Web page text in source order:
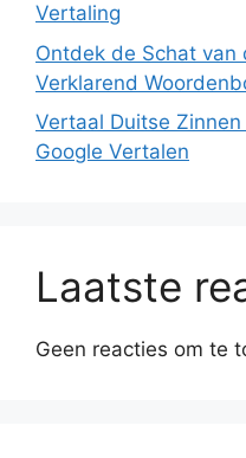
Vertaling
Ontdek de Schat van
Verklarend
Vertaal Duitse
Google Vertalen
Laatste
Geen reacties om te